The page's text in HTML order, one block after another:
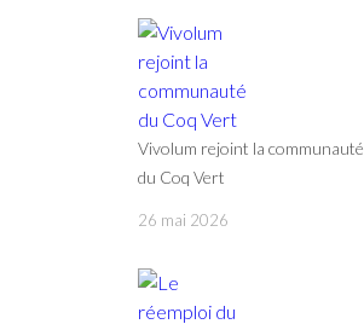
Vivolum rejoint la communauté
du Coq Vert
26 mai 2026